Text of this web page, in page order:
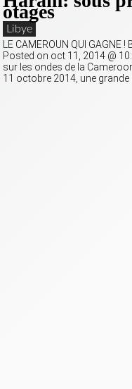
otages
Libye
LE CAMEROUN QUI
Posted on oct 11, 2014 @
sur les ondes de la
11 octobre 2014, une grande